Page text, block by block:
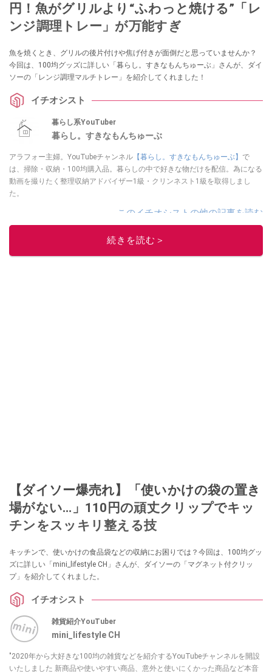
円！魚がグリルより“ふわっと焼ける”「レ
ンジ調理トレー」が万能すぎ
魚を焼くとき、グリルの後片付けや焦げ付きが面倒だと思っていませんか？
今回は、100均グッズに詳しい「暮らし。すきなもんちゅーぶ」さんが、ダイ
ソーの「レンジ調理マルチトレー」を紹介してくれました！
イチオシスト
暮らし系YouTuber
暮らし。すきなもんちゅーぶ
アラフォー主婦。YouTubeチャンネル 【暮らし。すきなもんちゅーぶ】 で
は、掃除・収納・100均購入品。暮らしの中で好きな物だけを配信。為になる
動画を撮りたく整理収納アドバイザー1級・クリンネスト1級を取得しまし
た。
このイチオシストの他の記事を読む
続きを読む＞
【ダイソー爆売れ】「使いかけの袋の置き
場がない…」110円の頑丈クリップでキッ
チンをスッキリ整える技
キッチンで、使いかけの食品袋などの収納にお困りでは？今回は、100均グッ
ズに詳しい「mini_lifestyle CH」さんが、ダイソーの「マグネット付クリッ
プ」を紹介してくれました。
イチオシスト
雑貨紹介YouTuber
mini_lifestyle CH
"2020年から大好きな100均の雑貨などを紹介するYouTubeチャンネルを開設
いたしました 新商品や使いやすい商品、意外と使いにくかった商品など本音